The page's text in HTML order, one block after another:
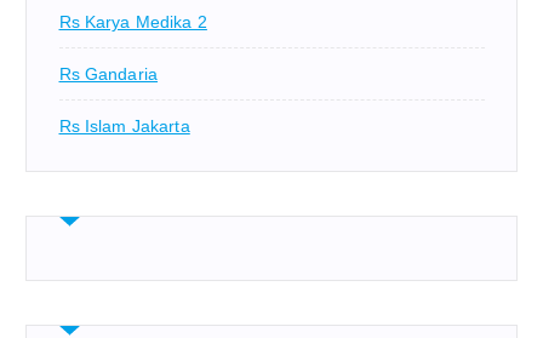
Rs Karya Medika 2
Rs Gandaria
Rs Islam Jakarta